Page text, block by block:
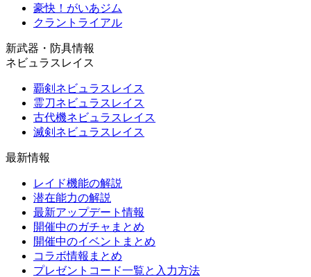
豪快！がいあジム
クラントライアル
新武器・防具情報
ネビュラスレイス
覇剣ネビュラスレイス
霊刀ネビュラスレイス
古代機ネビュラスレイス
滅剣ネビュラスレイス
最新情報
レイド機能の解説
潜在能力の解説
最新アップデート情報
開催中のガチャまとめ
開催中のイベントまとめ
コラボ情報まとめ
プレゼントコード一覧と入力方法